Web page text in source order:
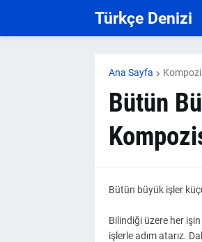
Türkçe Denizi
Ana Sayfa
Bütün
Bütün büyük işler
Bilindiği üzere her
işlerle adım atarız.